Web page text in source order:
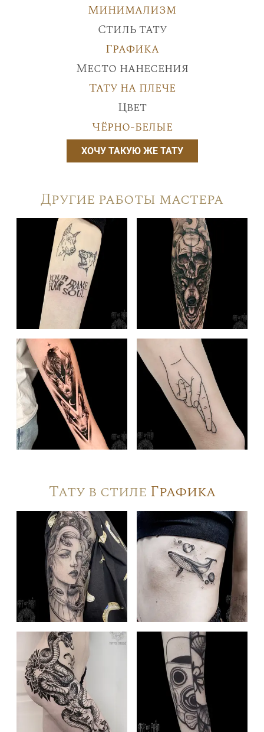
Минимализм
Стиль тату
Графика
Место нанесения
Тату на плече
Цвет
Чёрно-белые
ХОЧУ ТАКУЮ ЖЕ ТАТУ
Другие работы мастера
Тату в стиле Графика